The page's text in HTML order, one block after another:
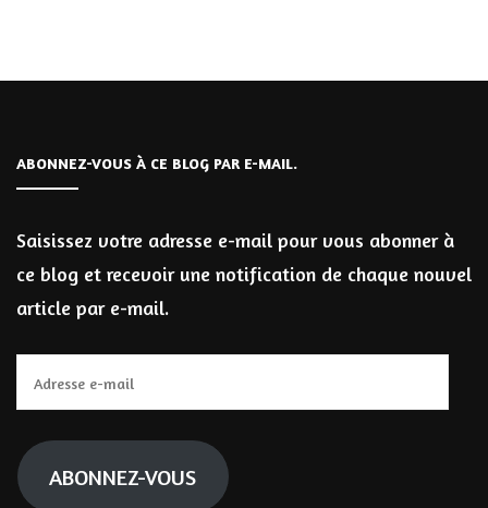
ABONNEZ-VOUS À CE BLOG PAR E-MAIL.
Saisissez votre adresse e-mail pour vous abonner à
ce blog et recevoir une notification de chaque nouvel
article par e-mail.
e-
mail
ABONNEZ-VOUS